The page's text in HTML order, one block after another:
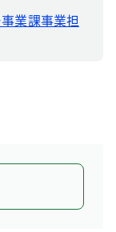
業課事業担